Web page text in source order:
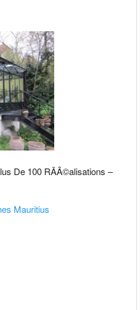
De 100 RÃÂ©alisations –
Mauritius